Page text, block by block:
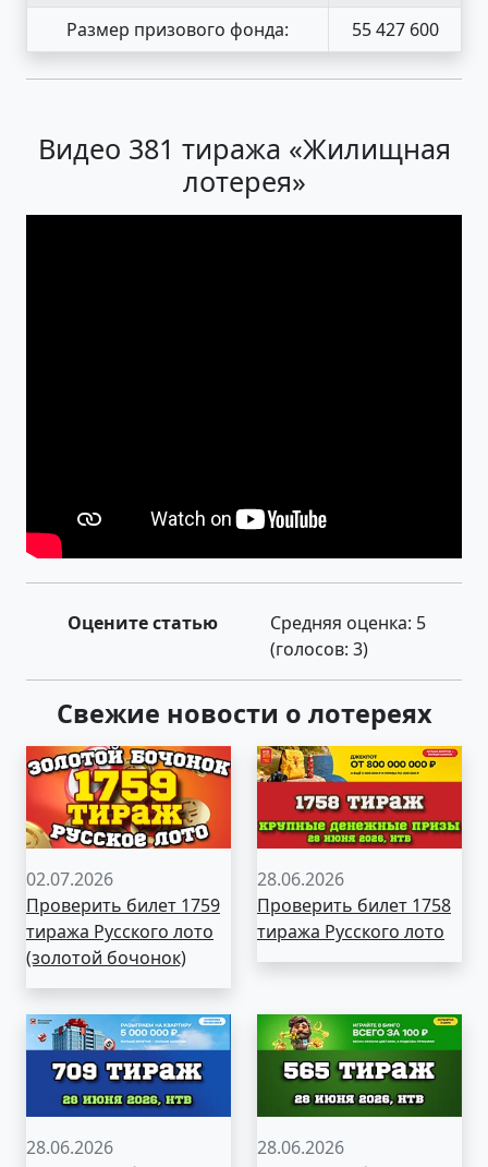
Размер призового фонда:
55 427 600
Видео 381 тиража «Жилищная
лотерея»
Оцените статью Средняя оценка: 5
(голосов: 3)
Свежие новости о лотереях
02.07.2026
Проверить билет 1759
тиража Русского лото
(золотой бочонок)
28.06.2026
Проверить билет 1758
тиража Русского лото
28.06.2026
28.06.2026